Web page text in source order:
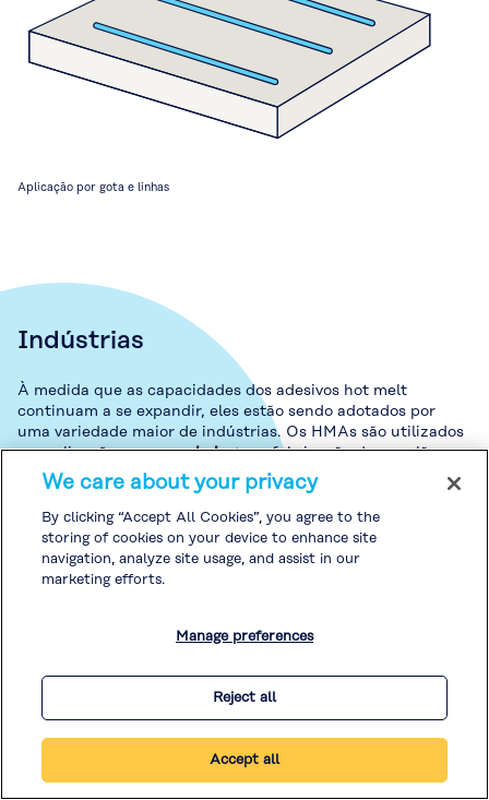
Aplicação por gota e linhas
Indústrias
À medida que as capacidades dos adesivos hot melt
continuam a se expandir, eles estão sendo adotados por
uma variedade maior de indústrias. Os HMAs são utilizados
em aplicações comoembalagens, fabricação de papelão,
fitas e rótulos, eletrônicos, montagem de produtos,
automotivo, vestuário ,produtos de higiene
Adesivos, revestimentos
We care about your privacy
By clicking “Accept All Cookies”, you agree to the
storing of cookies on your device to enhance site
navigation, analyze site usage, and assist in our
marketing efforts.
Manage preferences
Reject all
Accept all